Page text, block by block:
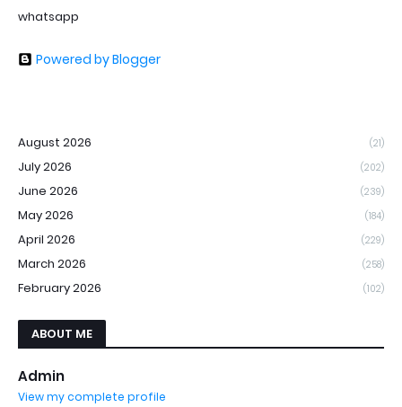
whatsapp
Powered by Blogger
August 2026 (21)
July 2026 (202)
June 2026 (239)
May 2026 (184)
April 2026 (229)
March 2026 (258)
February 2026 (102)
ABOUT ME
Admin
View my complete profile